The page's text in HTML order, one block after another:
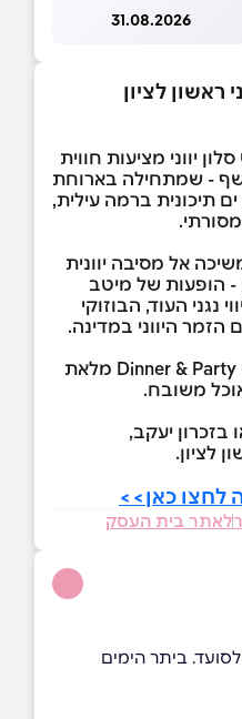
31.08.2026
ראשון לציון
יווני מציעות חווית
שף - שמתחילה בארוחת
תיכונית ברמה עילית,
אל מסיבה יוונית
- הופעות של מיטב
נגני העוד, הבוזוקי
הזמר היווני במדינה.
הצטרפו אלינו לחווית בילוי Dinner & Party מלאת
משובח.
בזכרון יעקב,
לציון.
כאן>>
לאתר בית העסק
*בימי חמישי מינימום ₪300 לסועד. ביתר הימים